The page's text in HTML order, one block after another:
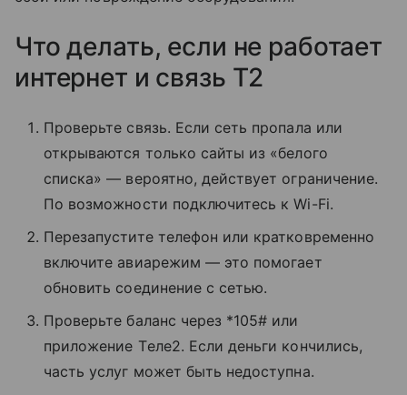
Что делать, если не работает
интернет и связь T2
Проверьте связь. Если сеть пропала или
открываются только сайты из «белого
списка» — вероятно, действует ограничение.
По возможности подключитесь к Wi-Fi.
Перезапустите телефон или кратковременно
включите авиарежим — это помогает
обновить соединение с сетью.
Проверьте баланс через *105# или
приложение Tеле2. Если деньги кончились,
часть услуг может быть недоступна.